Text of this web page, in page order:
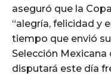
aseguró que la
“alegría, felicidad y
tiempo que envió
Selección
disputará este día